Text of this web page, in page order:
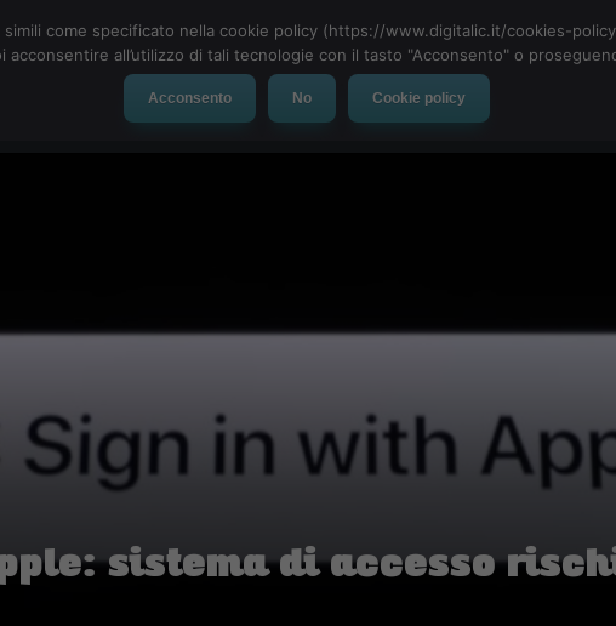
Social Network App Automotive Tech-News
sistema di accesso
come specificato nella cookie policy (https://www.digitalic.it/cookies-
acconsentire all’utilizzo di tali tecnologie con il tasto "Acconsento" o
Acconsento No Cookie policy